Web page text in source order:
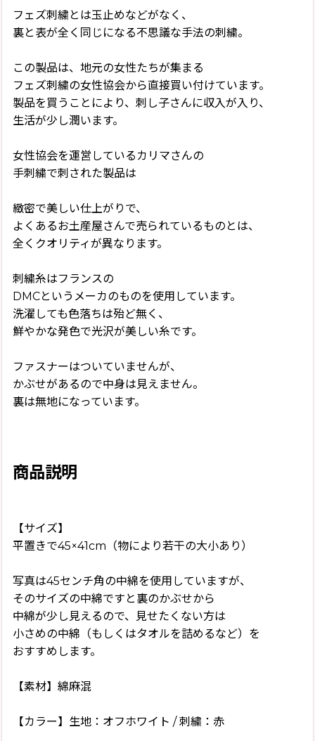
フェズ刺繍とは玉止めなどがなく、
裏と表が全く同じになる不思議な手法の刺繍。
この製品は、地元の女性たちが集まる
フェズ刺繍の女性協会から直接買い付けています。
製品を買うことにより、刺し子さんに収入が入り、
生活が少し潤います。
女性協会を運営しているカリマさんの
手刺繍で刺された製品は
緻密で美しい仕上がりで、
よくあるお土産屋さんで売られているものとは、
全くクオリティが異なります。
刺繍糸はフランスの
DMCというメーカのものを使用しています。
洗濯しても色落ちは殆ど無く、
鮮やかな発色で光沢が美しい糸です。
ファスナーはついていませんが、
かぶせがあるので中身は見えません。
裏は無地になっています。
商品説明
【サイズ】
平置きで45×41cm（物により若干の大小あり）
写真は45センチ角の中綿を使用していますが、
そのサイズの中綿ですと裏のかぶせから
中綿が少し見えるので、見せたくない方は
小さめの中綿（もしくはタオルを詰めるなど）を
おすすめします。
【素材】綿麻混
【カラー】生地：オフホワイト / 刺繍：赤